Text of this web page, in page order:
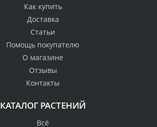
Как купить
Доставка
Статьи
Помощь покупателю
О магазине
Отзывы
Контакты
КАТАЛОГ РАСТЕНИЙ
Всё